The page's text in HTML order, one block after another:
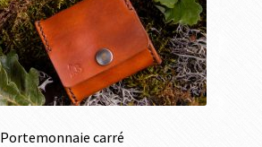
Portemonnaie carré